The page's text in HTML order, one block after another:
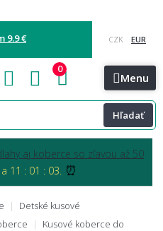
9.9 €
Menu
Hľadať
0
aj koberce so zľavou až 50
11 : 01 : 01. ⏰
Detské kusové
Kusové koberce do